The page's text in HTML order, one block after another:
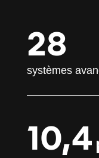
28
systèmes
10,4